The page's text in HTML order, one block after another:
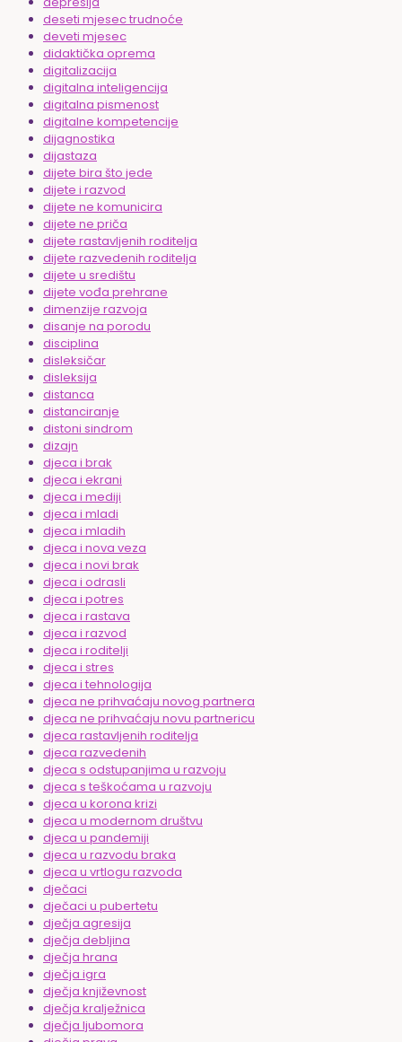
deseti mjesec trudnoće
deveti mjesec
didaktička oprema
digitalizacija
digitalna inteligencija
digitalna pismenost
digitalne kompetencije
dijagnostika
dijastaza
dijete bira što jede
dijete i razvod
dijete ne komunicira
dijete ne priča
dijete rastavljenih roditelja
dijete razvedenih roditelja
dijete u središtu
dijete vođa prehrane
dimenzije razvoja
disanje na porodu
disciplina
disleksičar
disleksija
distanca
distanciranje
distoni sindrom
dizajn
djeca i brak
djeca i ekrani
djeca i mediji
djeca i mladi
djeca i mladih
djeca i nova veza
djeca i novi brak
djeca i odrasli
djeca i potres
djeca i rastava
djeca i razvod
djeca i roditelji
djeca i stres
djeca i tehnologija
djeca ne prihvaćaju novog partnera
djeca ne prihvaćaju novu partnericu
djeca rastavljenih roditelja
djeca razvedenih
djeca s odstupanjima u razvoju
djeca s teškoćama u razvoju
djeca u korona krizi
djeca u modernom društvu
djeca u pandemiji
djeca u razvodu braka
djeca u vrtlogu razvoda
dječaci
dječaci u pubertetu
dječja agresija
dječja debljina
dječja hrana
dječja igra
dječja književnost
dječja kralježnica
dječja ljubomora